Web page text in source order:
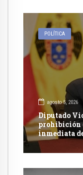
POLÍTICA
agosto 5, 2026
Diputado
prohibición
inmediata